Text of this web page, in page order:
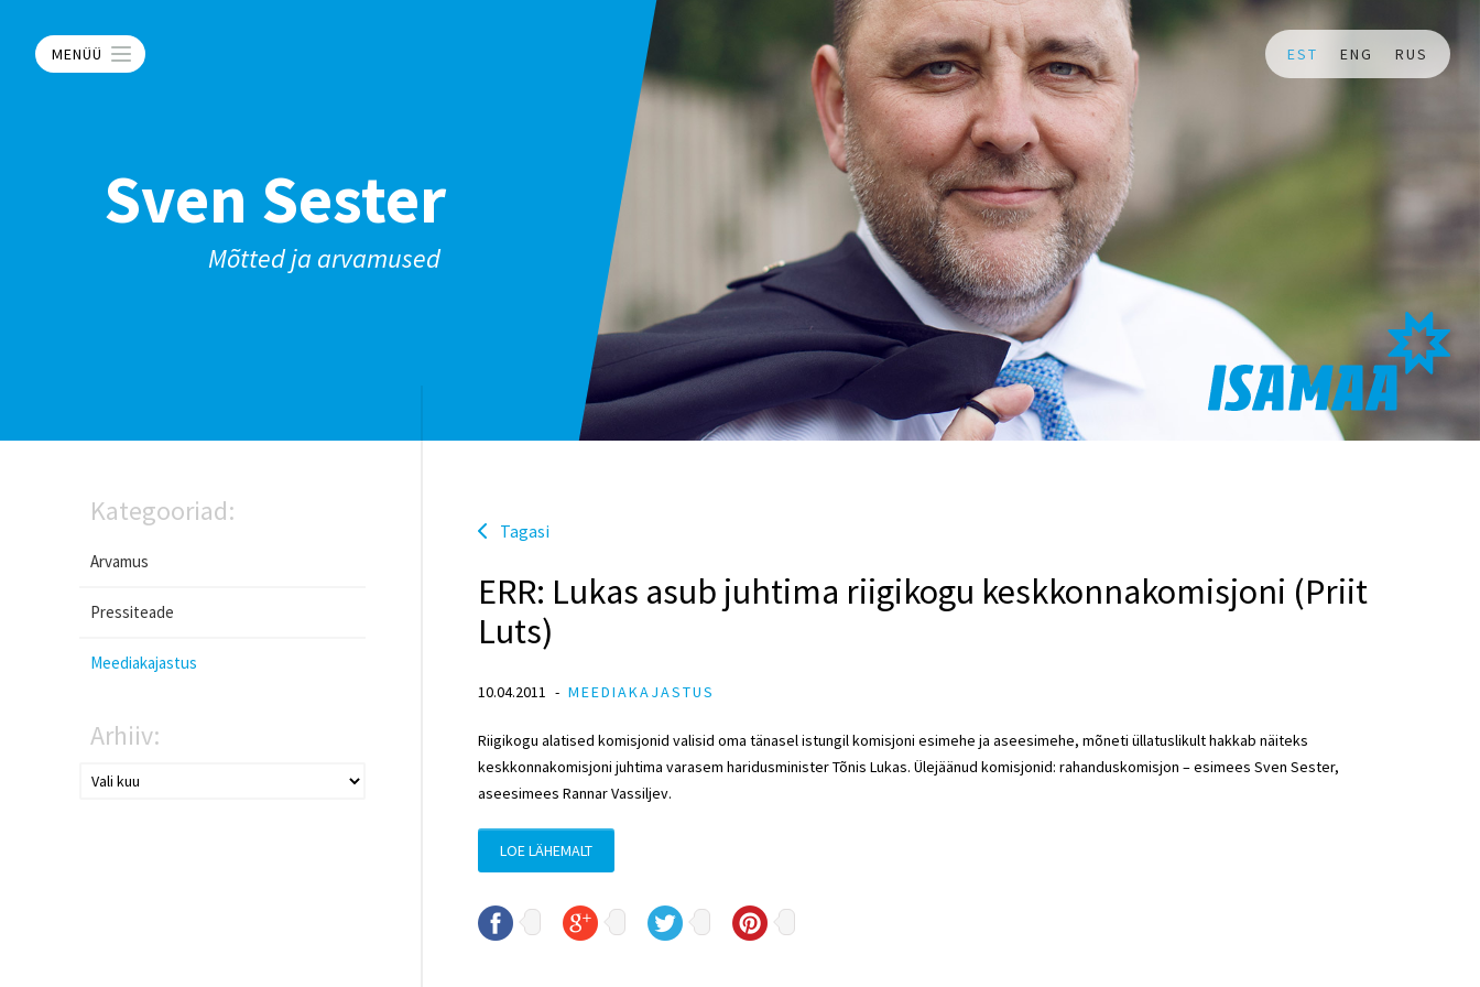
MENÜÜ EST ENG RUS
Sven Sester
Mõtted ja arvamused
Kategooriad:
Arvamus
Pressiteade
Meediakajastus
Arhiiv:
Tagasi
ERR: Lukas asub juhtima riigikogu keskkonnakomisjoni (Priit
Luts)
10.04.2011 MEEDIAKAJASTUS
Riigikogu alatised komisjonid valisid oma tänasel istungil komisjoni esimehe ja aseesimehe, mõneti üllatuslikult hakkab näiteks
keskkonnakomisjoni juhtima varasem haridusminister Tõnis Lukas. Ülejäänud komisjonid: rahanduskomisjon – esimees Sven Sester,
aseesimees Rannar Vassiljev.
LOE LÄHEMALT